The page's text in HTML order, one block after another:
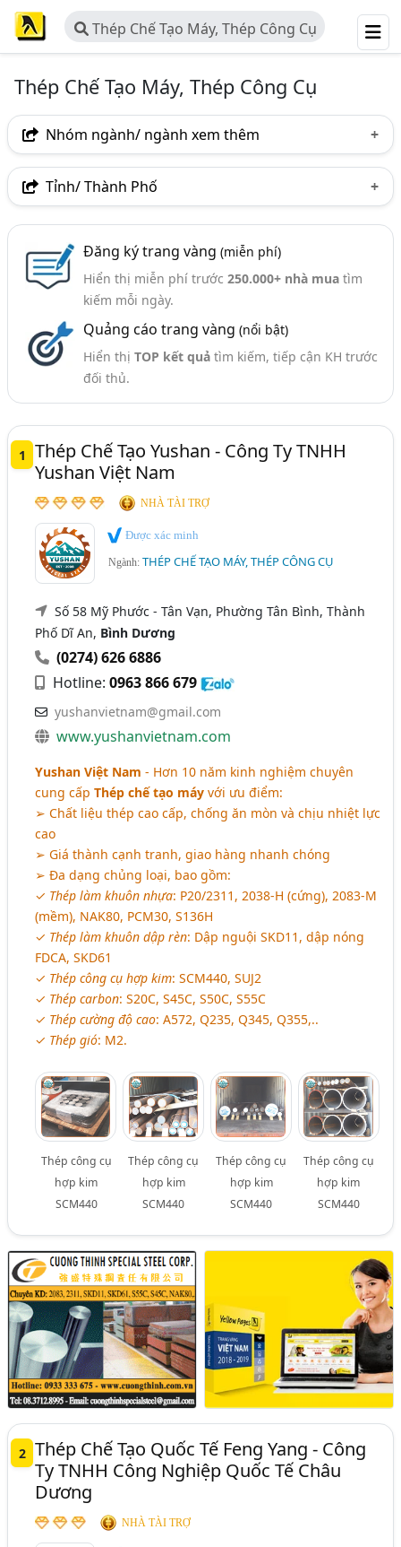
Thép Chế Tạo Máy, Thép Công Cụ
Thép Chế Tạo Máy, Thép Công Cụ
Nhóm ngành/ ngành xem thêm
Ngành nghề
Ngành xem thêm
Thép Chế Tạo (185)
Tỉnh/ Thành Phố
Bình Dương
TP. Hải Phòng
Bắc Ninh
Thái Nguyên
Đăng ký trang vàng (miễn phí)
Hiển thị miễn phí trước 250.000+ nhà muatìm
kiếm mỗi ngày.
Quảng cáo trang vàng (nổi bật)
Hiển thị TOP kết quảtìm kiếm, tiếp cận KH trước
đối thủ.
1
Thép Chế Tạo Yushan - Công Ty TNHH
Yushan Việt Nam
NHÀ TÀI TRỢ
Được xác minh
Ngành:THÉP CHẾ TẠO MÁY, THÉP CÔNG CỤ
Số 58 Mỹ Phước - Tân Vạn, Phường Tân Bình, Thành
Phố Dĩ An, Bình Dương
(0274) 626 6886
Hotline:0963 866 679
yushanvietnam@gmail.com
www.yushanvietnam.com
Yushan Việt Nam - Hơn 10 năm kinh nghiệm chuyên
cung cấpThép chế tạo máy với ưu điểm:
➢ Chất liệu thép cao cấp, chống ăn mòn và chịu nhiệt lực
cao
➢ Giá thành cạnh tranh, giao hàng nhanh chóng
➢ Đa dạng chủng loại, bao gồm:
✓ Thép làm khuôn nhựa: P20/2311, 2038-H (cứng), 2083-M
(mềm), NAK80, PCM30, S136H
✓ Thép làm khuôn dập rèn: Dập nguội SKD11, dập nóng
FDCA, SKD61
✓ Thép công cụ hợp kim: SCM440, SUJ2
✓ Thép carbon: S20C, S45C, S50C, S55C
✓ Thép cường độ cao: A572, Q235, Q345, Q355,..
✓ Thép gió: M2.
Thép công cụ
hợp kim
SCM440
Thép công cụ
hợp kim
SCM440
Thép công cụ
hợp kim
SCM440
Thép công cụ
hợp kim
SCM440
2 Thép Chế Tạo Quốc Tế Feng Yang - Công
Ty TNHH Công Nghiệp Quốc Tế Châu
Dương
NHÀ TÀI TRỢ